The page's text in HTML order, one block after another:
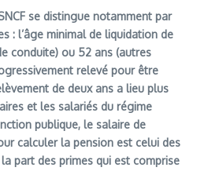
se distingue notamment par
: l’âge minimal de liquidation de
conduite) ou 52 ans (autres
relevé pour être
de deux ans a lieu plus
et les salariés du régime
publique, le salaire de
calculer la pension est celui des
part des primes qui est comprise